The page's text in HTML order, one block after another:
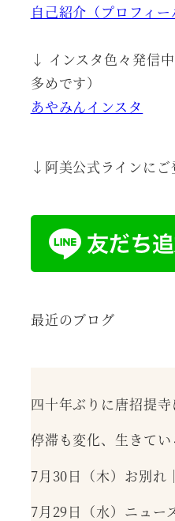
自己紹介（プロフィー
↓ インスタ色々発信
多めです）
あやみんインスタ
↓阿美公式ラインに
最近のブログ
四十年ぶりに唐招提
停滞も変化、生きて
7月30日（木）お別れ
7月29日（水）ニュー